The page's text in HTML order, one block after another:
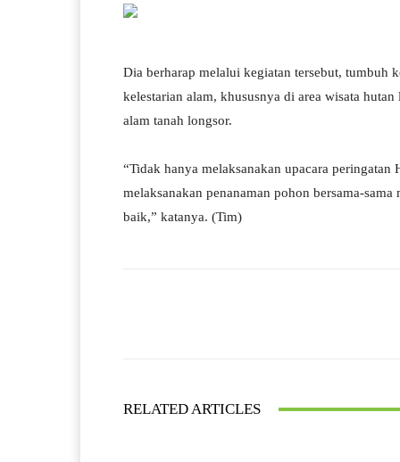
Dia berharap melalui kegiatan tersebut, tumbuh
kelestarian alam, khususnya di area wisata
alam tanah longsor.
“Tidak hanya melaksanakan upacara
melaksanakan penanaman pohon bersama-
baik,” katanya. (Tim)
RELATED ARTICLES